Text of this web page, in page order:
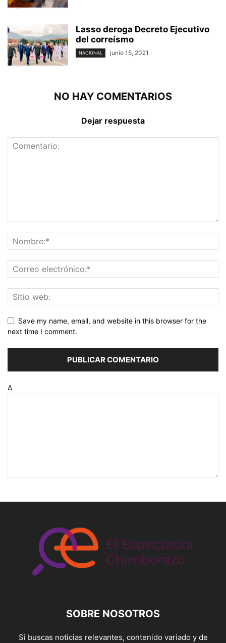
Lasso deroga Decreto Ejecutivo
del correísmo
NACIONAL junio 15, 2021
NO HAY COMENTARIOS
Dejar respuesta
Save my name, email, and website in this browser for the
next time I comment.
Δ
SOBRE NOSOTROS
Si buscas noticias relevantes, contenido variado y de